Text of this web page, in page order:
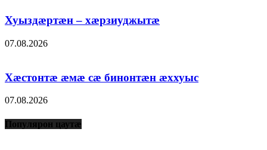
Хуыздæртæн – хæрзиуджытæ
07.08.2026
Хæстонтæ æмæ сæ бинонтæн æххуыс
07.08.2026
Популярон цаутæ